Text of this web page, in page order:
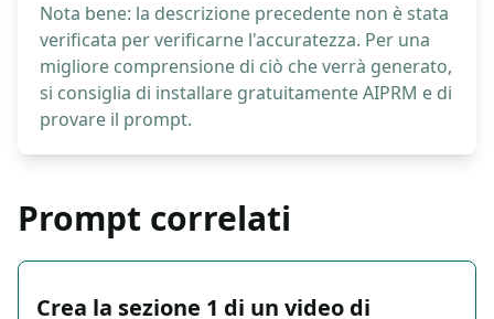
Nota bene: la descrizione precedente non è stata
verificata per verificarne l'accuratezza. Per una
migliore comprensione di ciò che verrà generato,
si consiglia di installare gratuitamente AIPRM e di
provare il prompt.
Prompt correlati
Crea la sezione 1 di un video di